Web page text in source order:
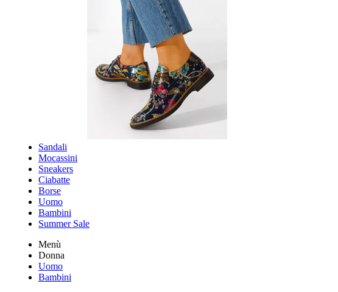
Sandali
Mocassini
Sneakers
Ciabatte
Borse
Uomo
Bambini
Summer Sale
Menù
Donna
Uomo
Bambini